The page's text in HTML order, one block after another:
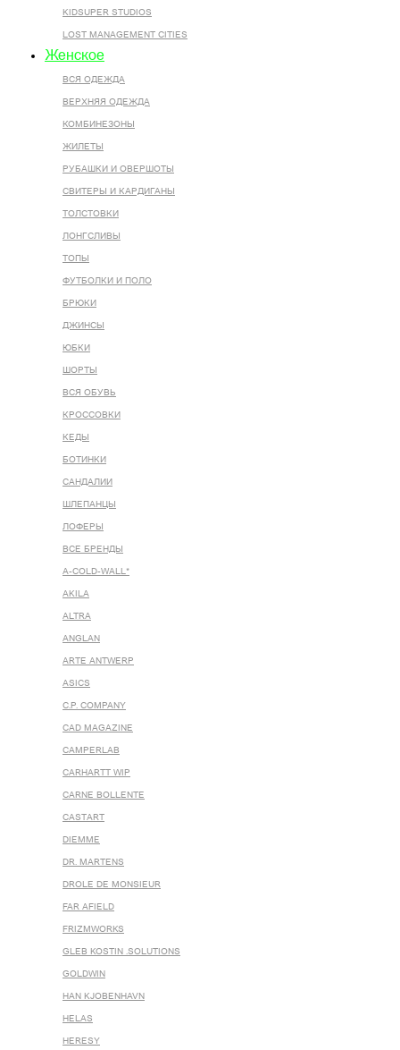
KIDSUPER STUDIOS
LOST MANAGEMENT CITIES
Женское
ВСЯ ОДЕЖДА
ВЕРХНЯЯ ОДЕЖДА
КОМБИНЕЗОНЫ
ЖИЛЕТЫ
РУБАШКИ И ОВЕРШОТЫ
СВИТЕРЫ И КАРДИГАНЫ
ТОЛСТОВКИ
ЛОНГСЛИВЫ
ТОПЫ
ФУТБОЛКИ И ПОЛО
БРЮКИ
ДЖИНСЫ
ЮБКИ
ШОРТЫ
ВСЯ ОБУВЬ
КРОССОВКИ
КЕДЫ
БОТИНКИ
САНДАЛИИ
ШЛЕПАНЦЫ
ЛОФЕРЫ
ВСЕ БРЕНДЫ
A-COLD-WALL*
AKILA
ALTRA
ANGLAN
ARTE ANTWERP
ASICS
C.P. COMPANY
CAD MAGAZINE
CAMPERLAB
CARHARTT WIP
CARNE BOLLENTE
CASTART
DIEMME
DR. MARTENS
DROLE DE MONSIEUR
FAR AFIELD
FRIZMWORKS
GLEB KOSTIN .SOLUTIONS
GOLDWIN
HAN KJOBENHAVN
HELAS
HERESY